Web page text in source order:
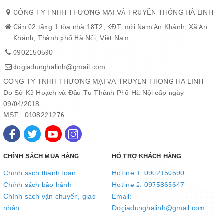
Quai núm inox kết hợp nhựa cách nhiệt
Quai và núm nồi được làm bằng inox kết hợp nhựa cách nhiệt,
quá trình sử dụng. Đồng thời, sự phối hợp giữa 2 chất liệu cũng
tạo nên điểm nhấn thú vị cho diện mạo sản phẩm.
CÔNG TY TNHH THƯƠNG MẠI VÀ TRUYỀN THÔNG HÀ LINH
Căn 02 tầng 1 tòa nhà 18T2, KĐT mới Nam An Khánh, Xã An
Khánh, Thành phố Hà Nội, Việt Nam
0902150590
dogiadunghalinh@gmail.com
CÔNG TY TNHH THƯƠNG MẠI VÀ TRUYỀN THÔNG HÀ LINH
Do Sở Kế Hoạch và Đầu Tư Thành Phố Hà Nội cấp ngày
09/04/2018
MST : 0108221276
CHÍNH SÁCH MUA HÀNG
Chính sách thanh toán
Chính sách bảo hành
Chính sách vận chuyển, giao
nhận
HỖ TRỢ KHÁCH HÀNG
Hotline 1: 0902150590
Hotline 2: 0975865647
Email:
Dogiadunghalinh@gmail.com